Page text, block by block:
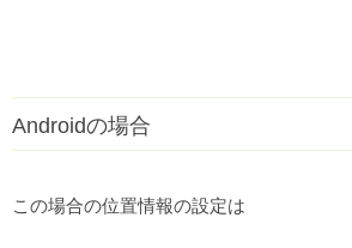
Androidの場合
この場合の位置情報の設定は